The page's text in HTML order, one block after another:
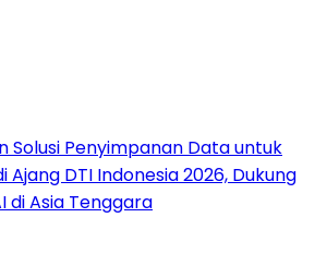
Solusi Penyimpanan Data untuk
Ajang DTI Indonesia 2026, Dukung
di Asia Tenggara